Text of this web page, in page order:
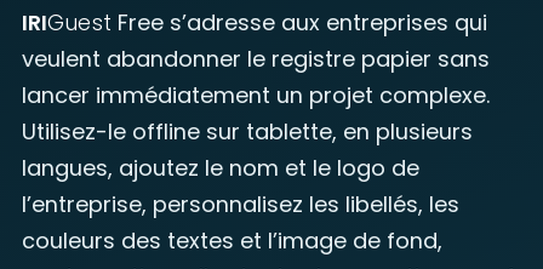
IRIGuest Free s’adresse aux entreprises qui
veulent abandonner le registre papier sans
lancer immédiatement un projet complexe.
Utilisez-le offline sur tablette, en plusieurs
langues, ajoutez le nom et le logo de
l’entreprise, personnalisez les libellés, les
couleurs des textes et l’image de fond,